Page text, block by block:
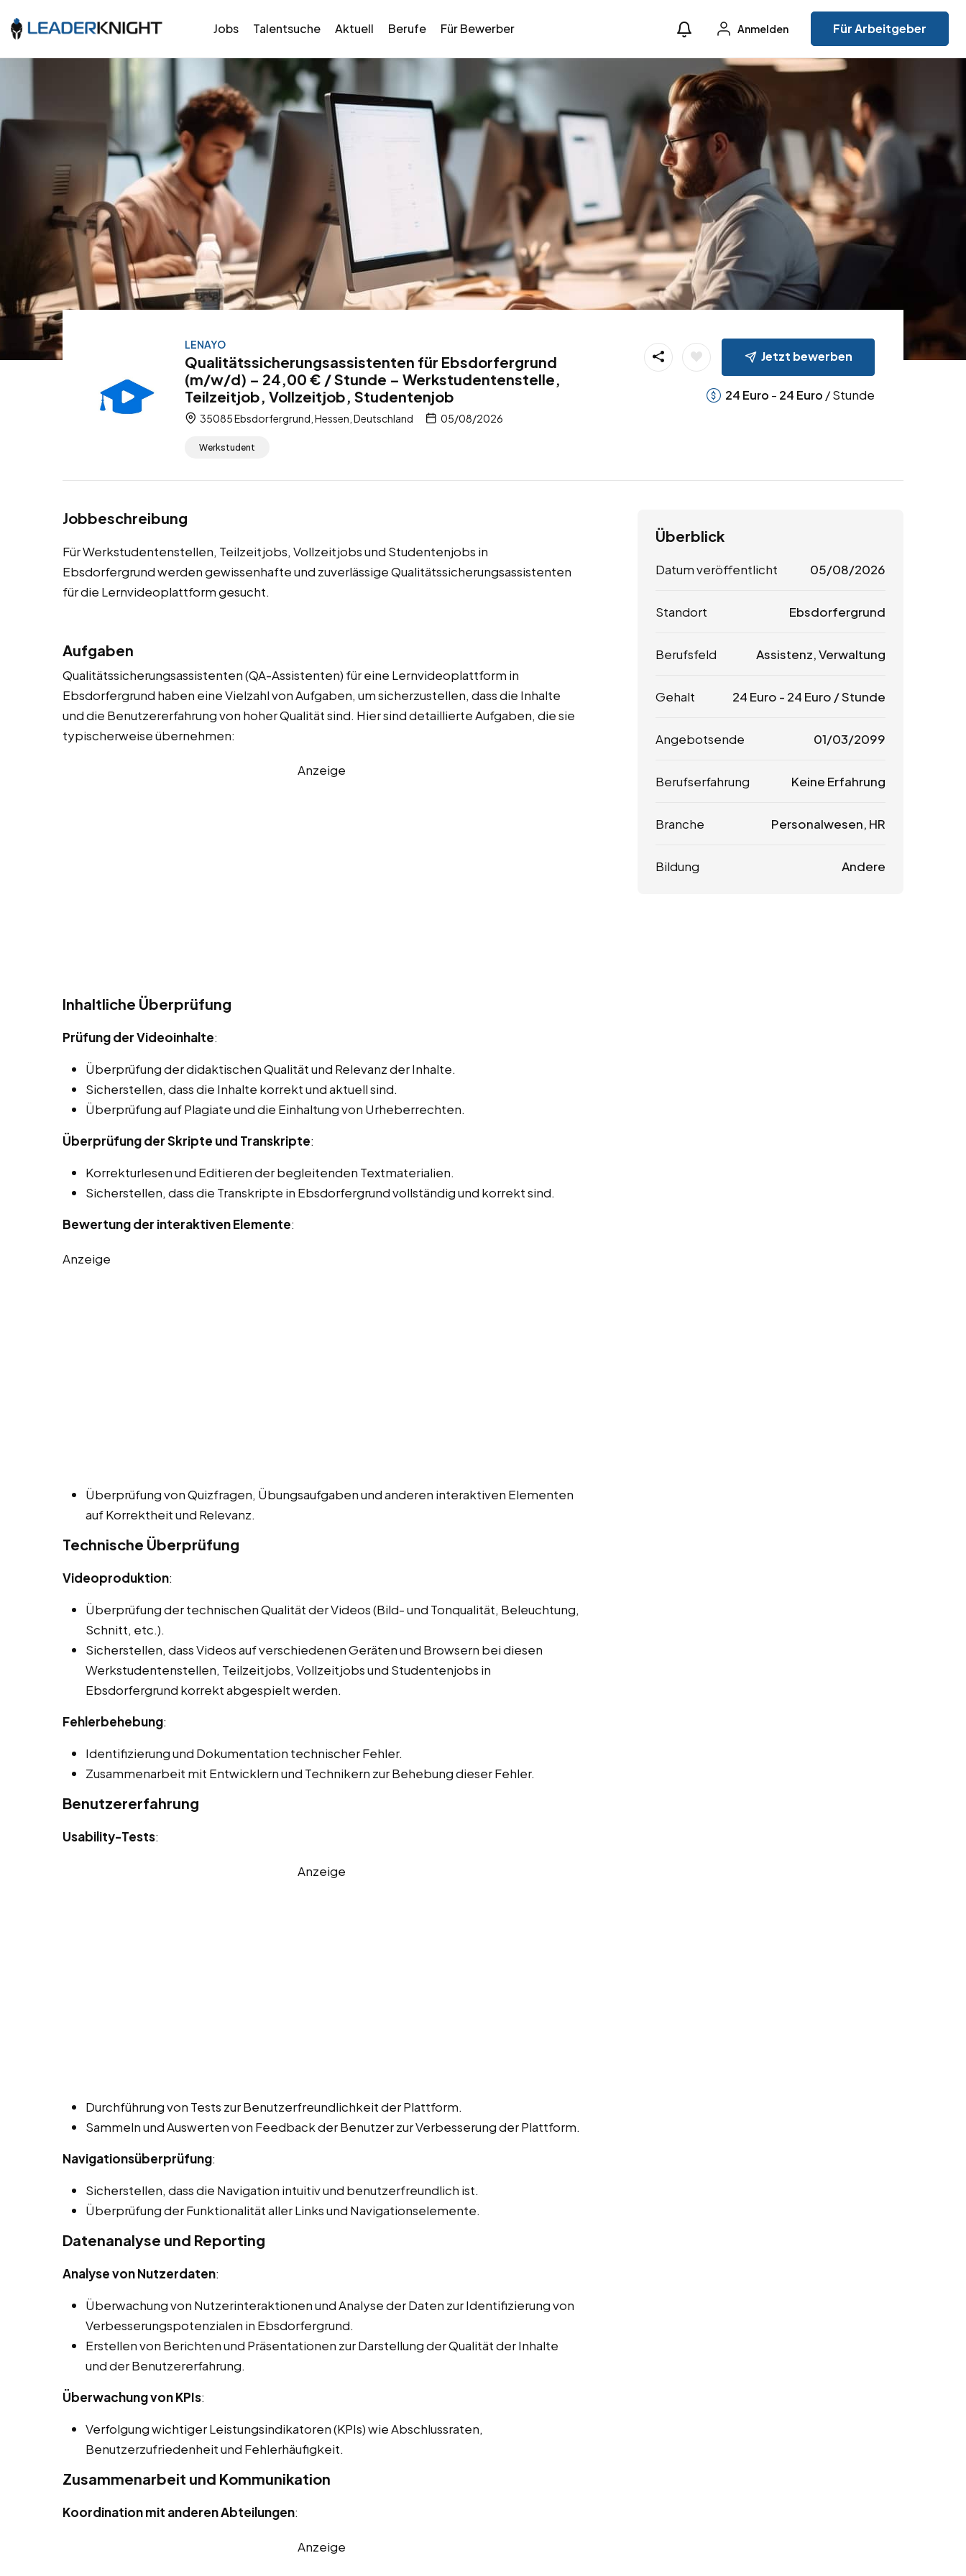
Jobs Talentsuche Aktuell Berufe Für Bewerber Anmelden Für Arbeitgeber
LENAYO
Qualitätssicherungsassistenten für Ebsdorfergrund
(m/w/d) – 24,00 € / Stunde – Werkstudentenstelle,
Teilzeitjob, Vollzeitjob, Studentenjob
35085 Ebsdorfergrund, Hessen, Deutschland 05/08/2026
Werkstudent
Jetzt bewerben
24 Euro - 24 Euro / Stunde
Jobbeschreibung
Für Werkstudentenstellen, Teilzeitjobs, Vollzeitjobs und Studentenjobs in
Ebsdorfergrund werden gewissenhafte und zuverlässige Qualitätssicherungsassistenten
für die Lernvideoplattform gesucht.
Aufgaben
Qualitätssicherungsassistenten (QA-Assistenten) für eine Lernvideoplattform in
Ebsdorfergrund haben eine Vielzahl von Aufgaben, um sicherzustellen, dass die Inhalte
und die Benutzererfahrung von hoher Qualität sind. Hier sind detaillierte Aufgaben, die sie
typischerweise übernehmen:
Anzeige
Inhaltliche Überprüfung
Prüfung der Videoinhalte:
Überprüfung der didaktischen Qualität und Relevanz der Inhalte.
Sicherstellen, dass die Inhalte korrekt und aktuell sind.
Überprüfung auf Plagiate und die Einhaltung von Urheberrechten.
Überprüfung der Skripte und Transkripte:
Korrekturlesen und Editieren der begleitenden Textmaterialien.
Sicherstellen, dass die Transkripte in Ebsdorfergrund vollständig und korrekt sind.
Bewertung der interaktiven Elemente:
Anzeige
Überprüfung von Quizfragen, Übungsaufgaben und anderen interaktiven Elementen
auf Korrektheit und Relevanz.
Technische Überprüfung
Videoproduktion:
Überprüfung der technischen Qualität der Videos (Bild- und Tonqualität, Beleuchtung,
Schnitt, etc.).
Sicherstellen, dass Videos auf verschiedenen Geräten und Browsern bei diesen
Werkstudentenstellen, Teilzeitjobs, Vollzeitjobs und Studentenjobs in
Ebsdorfergrund korrekt abgespielt werden.
Fehlerbehebung:
Identifizierung und Dokumentation technischer Fehler.
Zusammenarbeit mit Entwicklern und Technikern zur Behebung dieser Fehler.
Benutzererfahrung
Usability-Tests:
Anzeige
Durchführung von Tests zur Benutzerfreundlichkeit der Plattform.
Sammeln und Auswerten von Feedback der Benutzer zur Verbesserung der Plattform.
Navigationsüberprüfung:
Sicherstellen, dass die Navigation intuitiv und benutzerfreundlich ist.
Überprüfung der Funktionalität aller Links und Navigationselemente.
Datenanalyse und Reporting
Analyse von Nutzerdaten:
Überwachung von Nutzerinteraktionen und Analyse der Daten zur Identifizierung von
Verbesserungspotenzialen in Ebsdorfergrund.
Erstellen von Berichten und Präsentationen zur Darstellung der Qualität der Inhalte
und der Benutzererfahrung.
Überwachung von KPIs:
Verfolgung wichtiger Leistungsindikatoren (KPIs) wie Abschlussraten,
Benutzerzufriedenheit und Fehlerhäufigkeit.
Zusammenarbeit und Kommunikation
Koordination mit anderen Abteilungen:
Anzeige
Überblick
Datum veröffentlicht 05/08/2026
Standort Ebsdorfergrund
Berufsfeld Assistenz, Verwaltung
Gehalt 24 Euro - 24 Euro / Stunde
Angebotsende 01/03/2099
Berufserfahrung Keine Erfahrung
Branche Personalwesen, HR
Bildung Andere